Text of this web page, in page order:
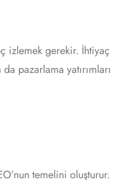
izlemek gerekir. İhtiyaç
pazarlama yatırımları
temelini oluşturur.